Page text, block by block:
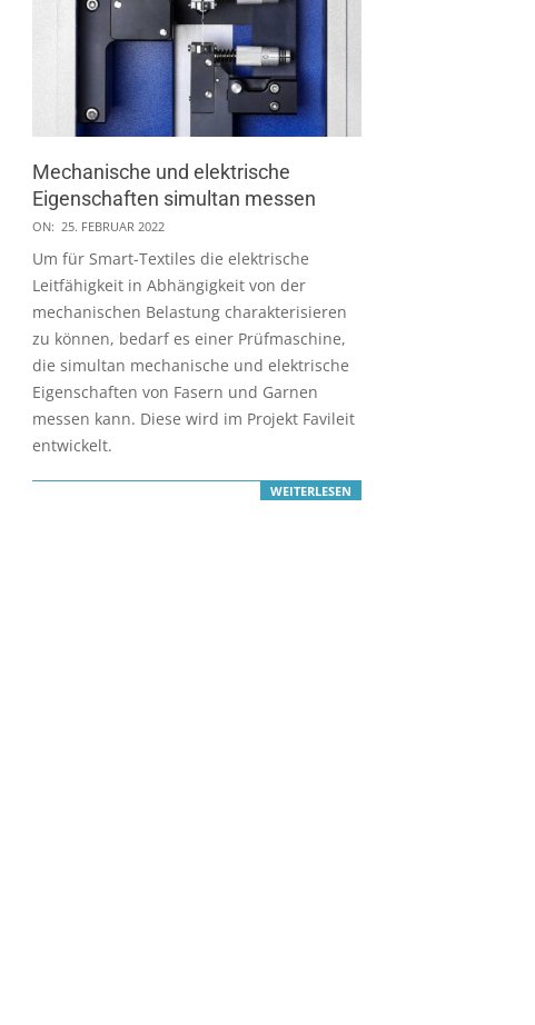
Mechanische und elektrische
Eigenschaften simultan messen
2022-
02-
25
ON: 25. FEBRUAR 2022
Um für Smart-Textiles die elektrische
Leitfähigkeit in Abhängigkeit von der
mechanischen Belastung charakterisieren
zu können, bedarf es einer Prüfmaschine,
die simultan mechanische und elektrische
Eigenschaften von Fasern und Garnen
messen kann. Diese wird im Projekt Favileit
entwickelt.
WEITERLESEN